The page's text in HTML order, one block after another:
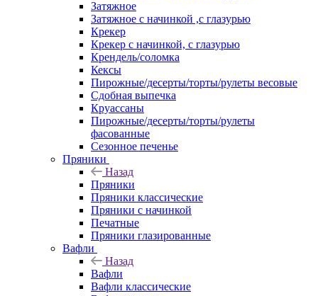
Затяжное
Затяжное с начинкой ,с глазурью
Крекер
Крекер с начинкой, с глазурью
Крендель/соломка
Кексы
Пирожные/десерты/торты/рулеты весовые
Сдобная выпечка
Круассаны
Пирожные/десерты/торты/рулеты
фасованные
Сезонное печенье
Пряники
Назад
Пряники
Пряники классические
Пряники с начинкой
Печатные
Пряники глазированные
Вафли
Назад
Вафли
Вафли классические